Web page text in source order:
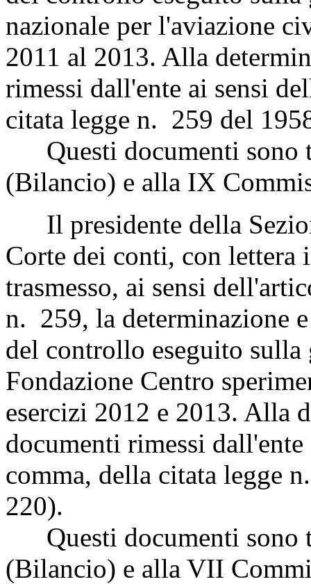
nazionale per l'aviazione
2011 al 2013. Alla
rimessi dall'ente ai sensi
citata legge n. 259 del
Questi documenti sono
(Bilancio) e alla IX
Il presidente della
Corte dei conti, con lettera
trasmesso, ai sensi
n. 259, la determinazione
del controllo eseguito
Fondazione Centro
esercizi 2012 e 2013. Alla
documenti rimessi
comma, della citata legge
220).
Questi documenti sono
(Bilancio) e alla VII